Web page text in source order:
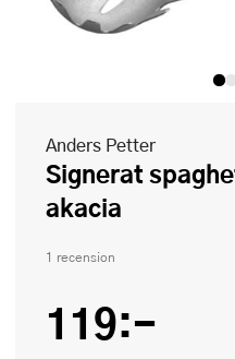
Anders Petter
Signerat spaghettislev 32,5 cm
akacia
1 recension
119:-